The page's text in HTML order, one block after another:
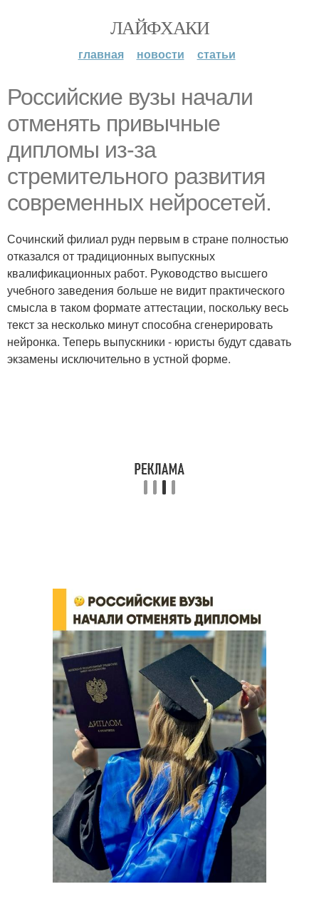
ЛАЙФХАКИ
главная новости статьи
Российские вузы начали
отменять привычные
дипломы из-за
стремительного развития
современных нейросетей.
Сочинский филиал рудн первым в стране полностью
отказался от традиционных выпускных
квалификационных работ. Руководство высшего
учебного заведения больше не видит практического
смысла в таком формате аттестации, поскольку весь
текст за несколько минут способна сгенерировать
нейронка. Теперь выпускники - юристы будут сдавать
экзамены исключительно в устной форме.